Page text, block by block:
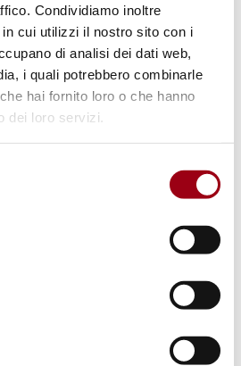
Condividiamo inoltre
cui utilizzi il nostro sito con i
di analisi dei dati web,
i quali potrebbero combinarle
hai fornito loro o che hanno
dei loro servizi.
violence in conflicts
problems,